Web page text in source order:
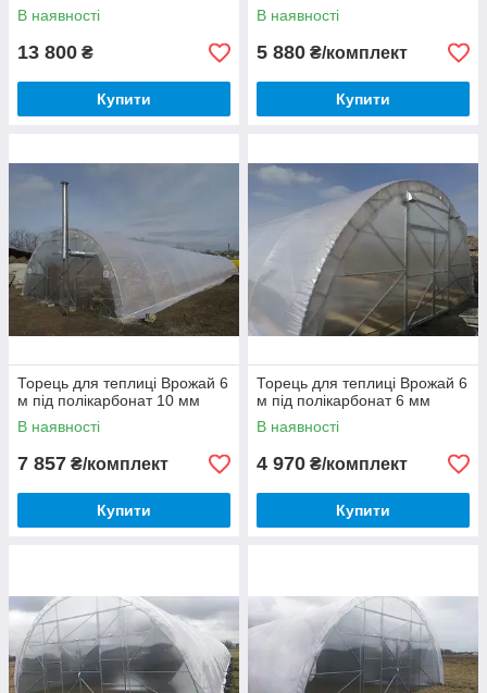
В наявності
13 800 ₴
Купити
В наявності
5 880 ₴/комплект
Купити
Торець для теплиці Врожай 6
м під полікарбонат 10 мм
В наявності
7 857 ₴/комплект
Купити
Торець для теплиці Врожай 6
м під полікарбонат 6 мм
В наявності
4 970 ₴/комплект
Купити